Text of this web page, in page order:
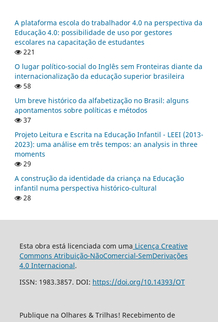
A plataforma escola do trabalhador 4.0 na perspectiva da
Educação 4.0: possibilidade de uso por gestores
escolares na capacitação de estudantes
221
O lugar político-social do Inglês sem Fronteiras diante da
internacionalização da educação superior brasileira
58
Um breve histórico da alfabetização no Brasil: alguns
apontamentos sobre políticas e métodos
37
Projeto Leitura e Escrita na Educação Infantil - LEEI (2013-
2023): uma análise em três tempos: an analysis in three
moments
29
A construção da identidade da criança na Educação
infantil numa perspectiva histórico-cultural
28
Esta obra está licenciada com uma Licença Creative
Commons Atribuição-NãoComercial-SemDerivações
4.0 Internacional.
ISSN: 1983.3857. DOI: https://doi.org/10.14393/OT
Publique na Olhares & Trilhas! Recebimento de